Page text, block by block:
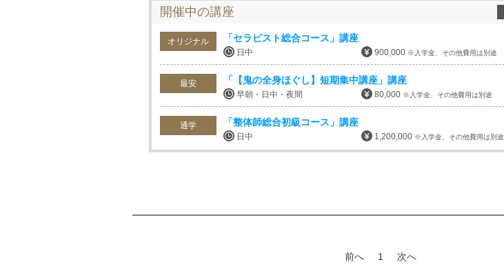
開催中の講座
オリジナル 「セラピスト総合コース」講座
日中 900,000 ※入学金、その他費用は別途
最安 「【鬼の全身ほぐし】短期集中講座」講座
早朝・日中・夜間 80,000 ※入学金、その他費用は別途
通学 「整体師総合初級コース」講座
日中 1,200,000 ※入学金、その他費用は別途
前へ 1 次へ